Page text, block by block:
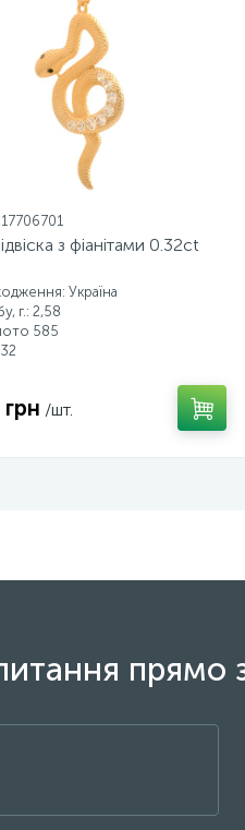
з фіанітами 0.32ct
Україна
г.: 2,58
585
/шт.
прямо